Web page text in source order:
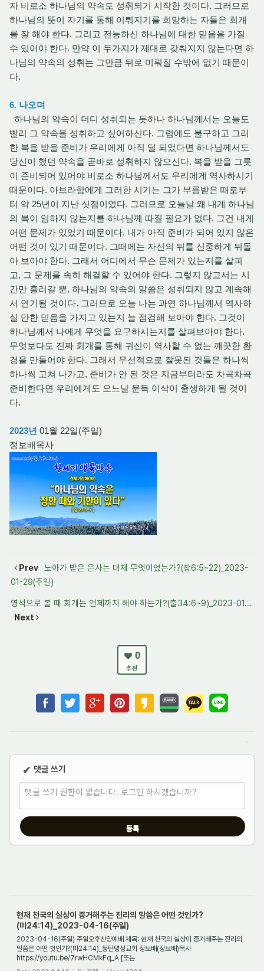
자 비로소 하나님의 약속도 성취되기 시작한 것이다. 그러므로
하나님의 뜻이 자기를 통해 이뤄지기를 희망하는 자들은 회개
를 잘 해야 한다. 그리고 전능하신 하나님에 대한 믿음을 가질
수 있어야 한다. 만약 이 두가지가 제대로 갖춰지지 않는다면 하
나님의 약속의 성취는 그만큼 뒤로 미뤄질 수밖에 없기 때문이
다.
6. 나오며
하나님의 약속이 더디 성취되는 듯하나 하나님께서는 오늘도
빨리 그 약속을 성취하고 싶어하신다. 그럼에도 불구하고 그러
한 복을 받을 준비가 우리에게 아직 덜 되었다면 하나님께서도
당신이 했던 약속을 곧바로 성취하지 않으신다. 복을 받을 그릇
이 준비되어 있어야 비로소 하나님께서도 우리에게 역사하시기
때문이다. 아브라함에게 그러한 시기는 그가 부름받은 때로부
터 약 25년이 지난 싯점이었다. 그러므로 오늘날 왜 내게 하나님
의 복이 임하지 않는지를 하나님께 따질 필요가 없다. 그건 내게
어떤 문제가 있었기 때문이다. 내가 아직 준비가 되어 있지 않은
어떤 것이 있기 때문이다. 그때에는 자신의 뒤를 신중하게 뒤돌
아 보아야 한다. 그래서 어디에서 무슨 문제가 있는지를 살피
고, 그 문제를 속히 해결할 수 있어야 한다. 그렇지 않고서는 시
간만 흘러갈 뿐, 하나님의 약속의 말씀은 성취되지 않고 계속해
서 연기될 것이다. 그러므로 오늘 나는 과연 하나님께서 역사하
실 만한 믿음을 가지고 있는지 늘 점검해 보아야 한다. 그것이
하나님께서 나에게 무엇을 요구하시는지를 살펴보아야 한다.
무엇보다도 진짜 회개를 통해 귀신이 역사할 수 없는 깨끗한 환
경을 만들어야 한다. 그래서 우선적으로 잘못된 것들은 하나씩
하나씩 고쳐 나가고, 준비가 안 된 것은 지금부터라도 차곡차곡
준비한다면 우리에게도 오느날 문득 이삭이 출생하게 될 것이
다.
2023년 01월 22일(주일)
정보배목사
Prev
노아가 받은 은사는 대체 무엇이었는가?(창6:5~22)_2023-
01-29(주일)
영적으로 볼 때 회개는 언제까지 해야 하는가?(출34:6~9)_2023-01...
Next
0
추천
✔ 댓글 쓰기
댓글 쓰기 권한이 없습니다. 로그인 하시겠습니까?
현재 천국의 실상이 증거해주는 진리의 말씀은 어떤 것인가?
(마24:14)_2023-04-16(주일)
2023-04-16(주일) 주일오후찬양예배 제목: 현재 천국의 실상이 증거해주는 진리의
말씀은 어떤 것인가?(마24:14)_동탄명성교회 정보배(정보배)목사
https://youtu.be/7rwHCMkFq_A [또는
https://tv.naver.com/v/35307883] 1. 들어 가며 성경에서 증거하고 있는...